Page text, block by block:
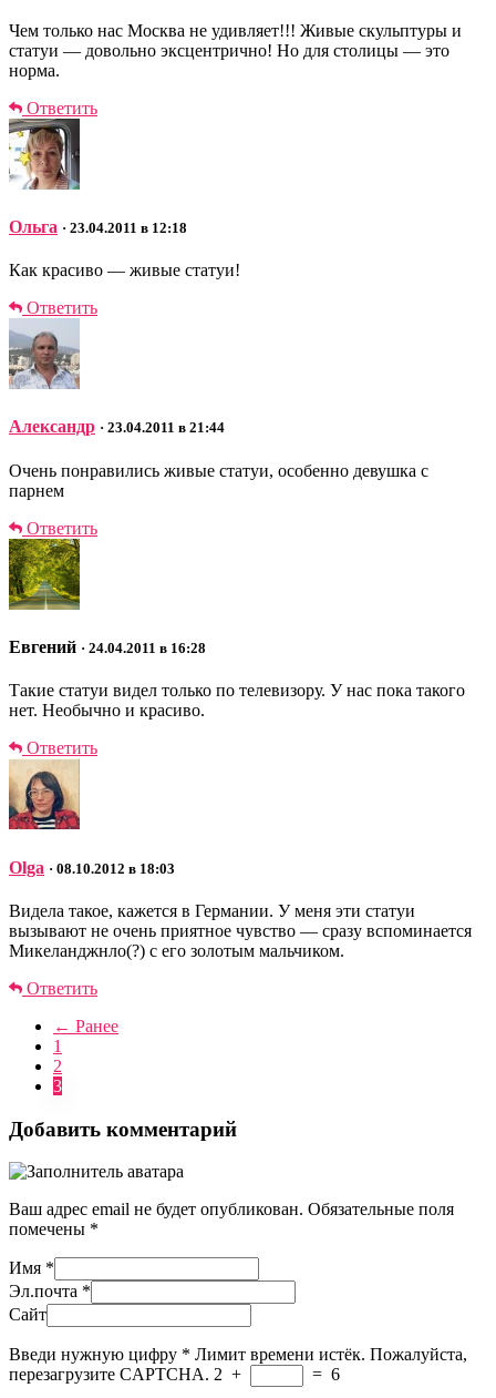
Чем только нас Москва не удивляет!!! Живые скульптуры и
статуи — довольно эксцентрично! Но для столицы — это
норма.
Ответить
Ольга · 23.04.2011 в 12:18
Как красиво — живые статуи!
Ответить
Александр · 23.04.2011 в 21:44
Очень понравились живые статуи, особенно девушка с
парнем
Ответить
Евгений · 24.04.2011 в 16:28
Такие статуи видел только по телевизору. У нас пока такого
нет. Необычно и красиво.
Ответить
Olga · 08.10.2012 в 18:03
Видела такое, кажется в Германии. У меня эти статуи
вызывают не очень приятное чувство — сразу вспоминается
Микеланджнло(?) с его золотым мальчиком.
Ответить
← Ранее
1
2
3
Добавить комментарий
Ваш адрес email не будет опубликован. Обязательные поля
помечены *
Имя *
Эл.почта *
Сайт
Введи нужную цифру * Лимит времени истёк. Пожалуйста,
перезагрузите CAPTCHA. 2 + = 6